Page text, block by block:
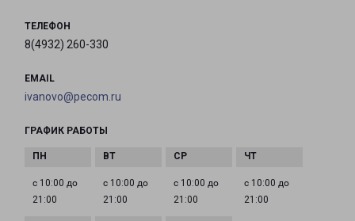
ТЕЛЕФОН
8(4932) 260-330
EMAIL
ivanovo@pecom.ru
ГРАФИК РАБОТЫ
с 10:00 до
21:00
с 10:00 до
21:00
с 10:00 до
21:00
с 10:00 до
21:00